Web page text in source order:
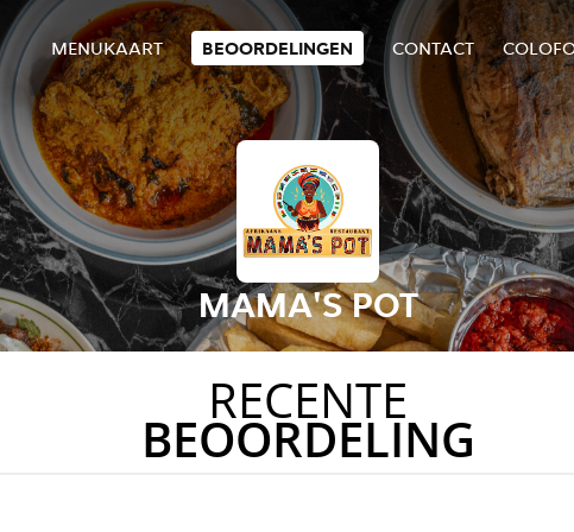
MENUKAART BEOORDELINGEN CONTACT
MAMA'S POT
RECENTE
BEOORDELING